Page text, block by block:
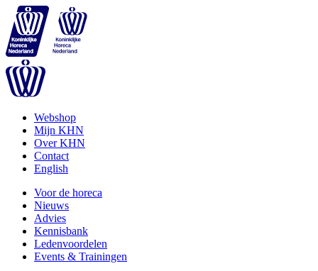
Webshop
Mijn KHN
Over KHN
Contact
English
Voor de horeca
Nieuws
Advies
Kennisbank
Ledenvoordelen
Events & Trainingen